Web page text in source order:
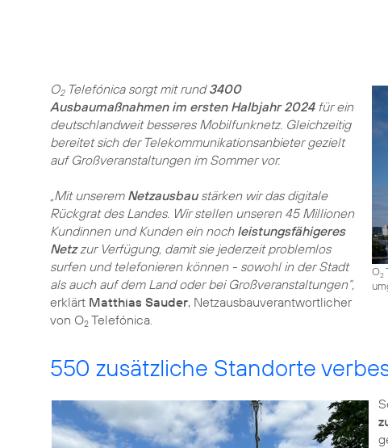
O2
O2Telefónica sorgt mit rund3400
Ausbaumaßnahmen im ersten Halbjahr 2024für ein
deutschlandweit besseres Mobilfunknetz. Gleichzeitig
bereitet sich der Telekommunikationsanbieter gezielt
auf Großveranstaltungen im Sommer vor.
„Mit unserem Netzausbaustärken wir das digitale
Rückgrat des Landes. Wir stellen unseren 45 Millionen
Kundinnen und Kunden ein noch leistungsfähigeres
Netzzur Verfügung, damit sie jederzeit problemlos
surfen und telefonieren können - sowohl in der Stadt
als auch auf dem Land oder bei Großveranstaltungen“,
erklärt Matthias Sauder, Netzausbauverantwortlicher
von O2 Telefónica.
550 zusätzliche Standorte